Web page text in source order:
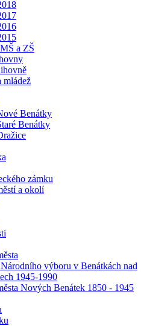
a ZŠ
mládež
Benátky
Benátky
zámku
a okolí
výboru v Benátkách nad
1945-1990
Nových Benátek 1850 - 1945